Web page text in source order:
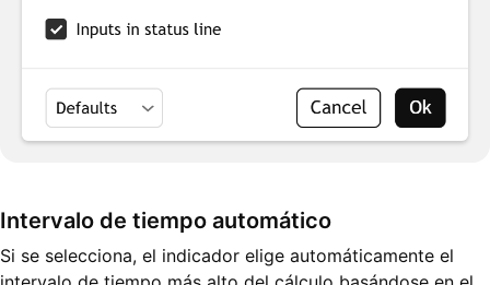
Intervalo de tiempo automático
Si se selecciona, el indicador elige automáticamente el